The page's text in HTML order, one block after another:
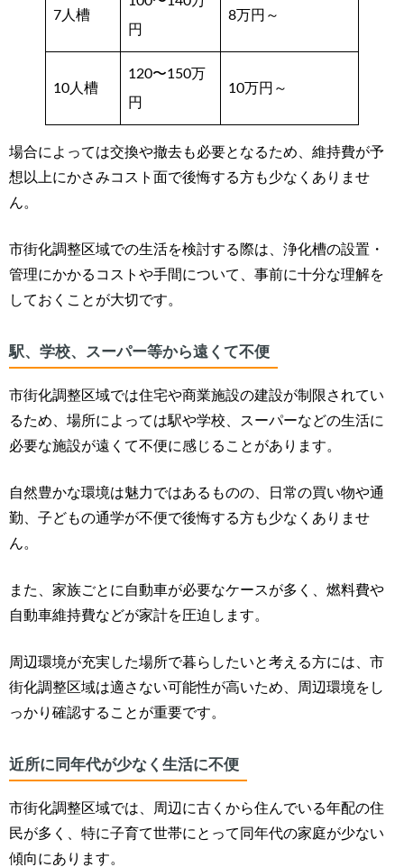
7人槽
円
8万円～
10人槽
120〜150万
円
10万円～
場合によっては交換や撤去も必要となるため、維持費が予
想以上にかさみコスト面で後悔する方も少なくありませ
ん。
市街化調整区域での生活を検討する際は、浄化槽の設置・
管理にかかるコストや手間について、事前に十分な理解を
しておくことが大切です。
駅、学校、スーパー等から遠くて不便
市街化調整区域では住宅や商業施設の建設が制限されてい
るため、 場所によっては駅や学校、スーパーなどの生活に
必要な施設が遠くて不便に感じることがあります。
自然豊かな環境は魅力ではあるものの、日常の買い物や通
勤、子どもの通学が不便で後悔する方も少なくありませ
ん。
また、家族ごとに自動車が必要なケースが多く、燃料費や
自動車維持費などが家計を圧迫します。
周辺環境が充実した場所で暮らしたいと考える方には、市
街化調整区域は適さない可能性が高いため、周辺環境をし
っかり確認することが重要です。
近所に同年代が少なく生活に不便
市街化調整区域では、周辺に古くから住んでいる年配の住
民が多く、 特に子育て世帯にとって同年代の家庭が少ない
傾向にあります。